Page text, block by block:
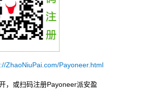
ZhaoNiuPai.com/Payoneer.html
，或扫码注册Payoneer派安盈